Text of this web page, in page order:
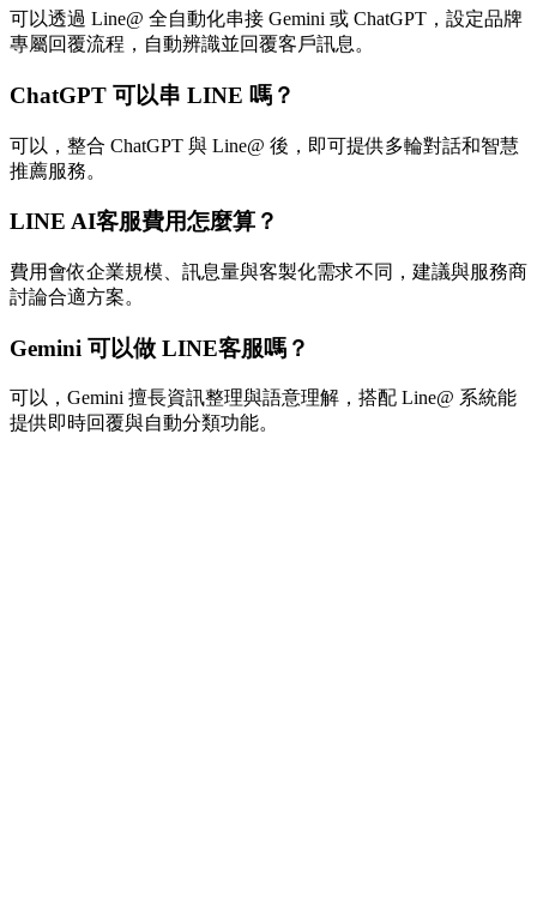
可以透過 Line@ 全自動化串接 Gemini 或 ChatGPT，設定品牌
專屬回覆流程，自動辨識並回覆客戶訊息。
ChatGPT 可以串 LINE 嗎？
可以，整合 ChatGPT 與 Line@ 後，即可提供多輪對話和智慧
推薦服務。
LINE AI客服費用怎麼算？
費用會依企業規模、訊息量與客製化需求不同，建議與服務商
討論合適方案。
Gemini 可以做 LINE客服嗎？
可以，Gemini 擅長資訊整理與語意理解，搭配 Line@ 系統能
提供即時回覆與自動分類功能。